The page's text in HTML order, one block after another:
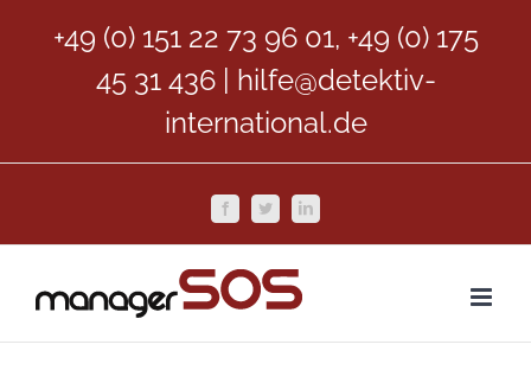
+49 (0) 151 22 73 96 01, +49 (0) 175
45 31 436
hilfe@detektiv-
international.de
FacebookTwitterLinkedIn